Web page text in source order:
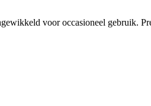
voor occasioneel gebruik.